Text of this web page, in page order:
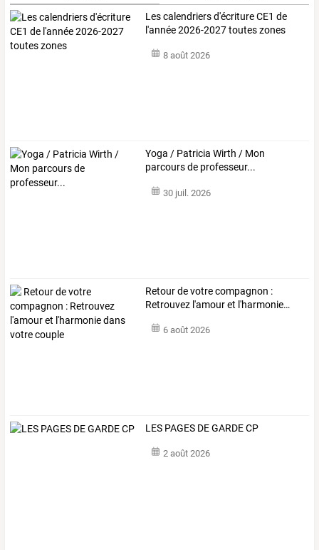
Les calendriers d'écriture CE1 de
l'année 2026-2027 toutes zones
8 août 2026
Yoga / Patricia Wirth / Mon
parcours de professeur...
30 juil. 2026
Retourdevotrecompagnon :
Retrouvez l'amouret l'harmonie…
6 août 2026
LES PAGES DE GARDE CP
2 août 2026